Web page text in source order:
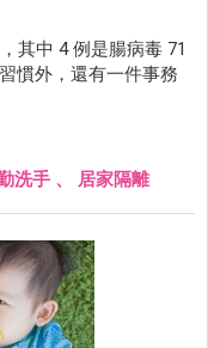
其中 4 例是腸病毒 71
慣外，還有一件事務
洗手 、 居家隔離